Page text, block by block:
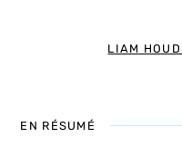
LIAM
EN RÉSUMÉ